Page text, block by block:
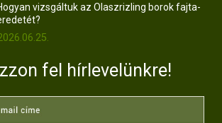
vizsgáltuk az Olaszrizling borok fajta-
fel hírlevelünkre!